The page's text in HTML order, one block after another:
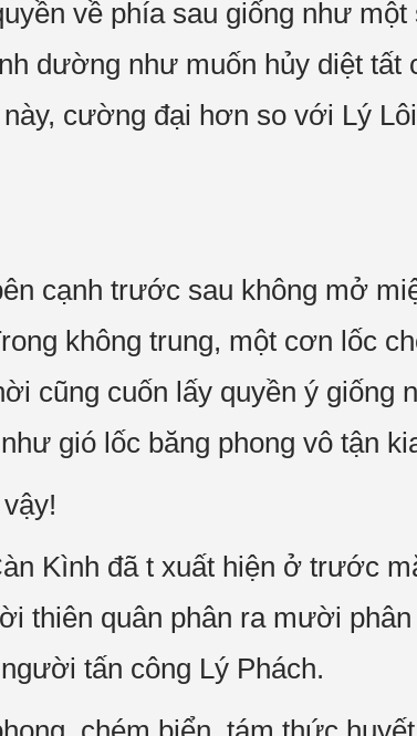
về phía sau giống như
dường như muốn hủy diệt tất
cường đại hơn so với Lý
cạnh trước sau không mở
không trung, một cơn lốc
cũng cuốn lấy quyền ý giống
gió lốc băng phong vô tận
Kình đã t xuất hiện ở trước
thiên quân phân ra mười
tấn công Lý Phách.